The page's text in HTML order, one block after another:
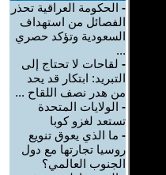
- الحكومة العراقية تحذر
الفصائل من استهداف
السعودية وتؤكد حصري
...
- لقاحات لا تحتاج إلى
التبريد: ابتكار قد يحد
من هدر نصف اللقاح ...
- الولايات المتحدة
تستعد لغزو كوبا
- ما الذي يعوق تنويع
روسيا تجارتها مع دول
الجنوب العالمي؟